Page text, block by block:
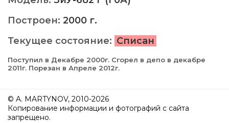
Построен: 2000 г.
Текущее состояние: Списан
Поступил в Декабре 2000г. Сгорел в депо в декабре
2011г. Порезан в Апреле 2012г.
© A. MARTYNOV, 2010-2026
Копирование информации и фотографий с сайта
запрещено.